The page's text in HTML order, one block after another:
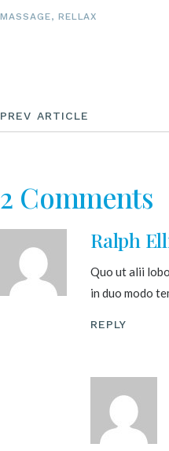
MASSAGE, RELLAX
PREV ARTICLE
2 Comments
Ralph
Quo ut alii
in duo modo
REPLY